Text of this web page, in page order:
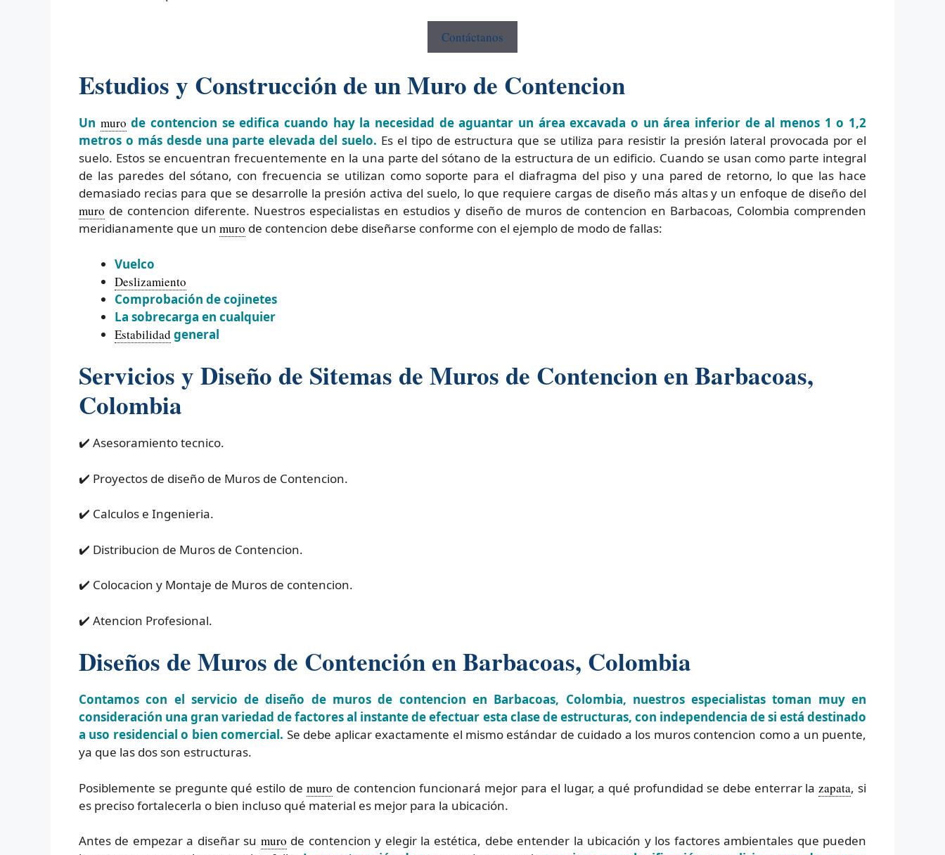
Contáctanos
Estudios y Construcción de un Muro de Contencion
Un muro de contencion se edifica cuando hay la necesidad de aguantar un área excavada o un área inferior de al menos 1 o 1,2
metros o más desde una parte elevada del suelo. Es el tipo de estructura que se utiliza para resistir la presión lateral provocada por el
suelo. Estos se encuentran frecuentemente en la una parte del sótano de la estructura de un edificio. Cuando se usan como parte integral
de las paredes del sótano, con frecuencia se utilizan como soporte para el diafragma del piso y una pared de retorno, lo que las hace
demasiado recias para que se desarrolle la presión activa del suelo, lo que requiere cargas de diseño más altas y un enfoque de diseño del
muro de contencion diferente. Nuestros especialistas en estudios y diseño de muros de contencion en Barbacoas, Colombia comprenden
meridianamente que un muro de contencion debe diseñarse conforme con el ejemplo de modo de fallas:
Vuelco
Deslizamiento
Comprobación de cojinetes
La sobrecarga en cualquier
Estabilidad general
Servicios y Diseño de Sitemas de Muros de Contencion en Barbacoas,
Colombia
✔️ Asesoramiento tecnico.
✔️ Proyectos de diseño de Muros de Contencion.
✔️ Calculos e Ingenieria.
✔️ Distribucion de Muros de Contencion.
✔️ Colocacion y Montaje de Muros de contencion.
✔️ Atencion Profesional.
Diseños de Muros de Contención en Barbacoas, Colombia
Contamos con el servicio de diseño de muros de contencion en Barbacoas, Colombia, nuestros especialistas toman muy en
consideración una gran variedad de factores al instante de efectuar esta clase de estructuras, con independencia de si está destinado
a uso residencial o bien comercial. Se debe aplicar exactamente el mismo estándar de cuidado a los muros contencion como a un puente,
ya que las dos son estructuras.
Posiblemente se pregunte qué estilo de muro de contencion funcionará mejor para el lugar, a qué profundidad se debe enterrar lazapata, si
es preciso fortalecerla o bien incluso qué material es mejor para la ubicación.
Antes de empezar a diseñar su muro de contencion y elegir la estética, debe entender la ubicación y los factores ambientales que pueden